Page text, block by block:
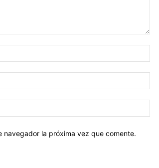
navegador la próxima vez que comente.